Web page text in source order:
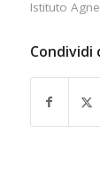
Istituto